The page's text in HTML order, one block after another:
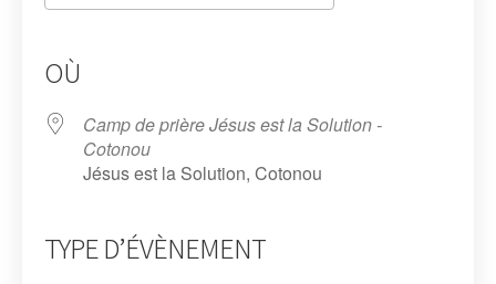
OÙ
Camp de prière Jésus est la Solution -
Cotonou
Jésus est la Solution, Cotonou
TYPE D’ÉVÈNEMENT